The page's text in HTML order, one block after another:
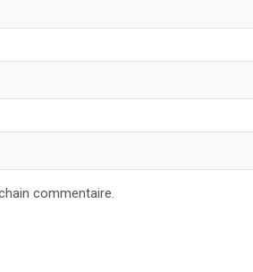
commentaire.